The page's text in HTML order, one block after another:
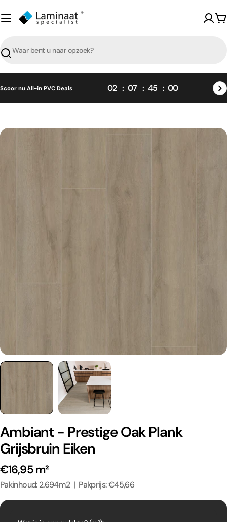
naar
content
Zoeken
Scoor nu All-in PVC Deals 02 07 45 00
Skip
Ambiant - Prestige Oak Plank
Grijsbruin Eiken
€16,95 m²
Pakinhoud: 2.694m2 | Pakprijs: €45,66